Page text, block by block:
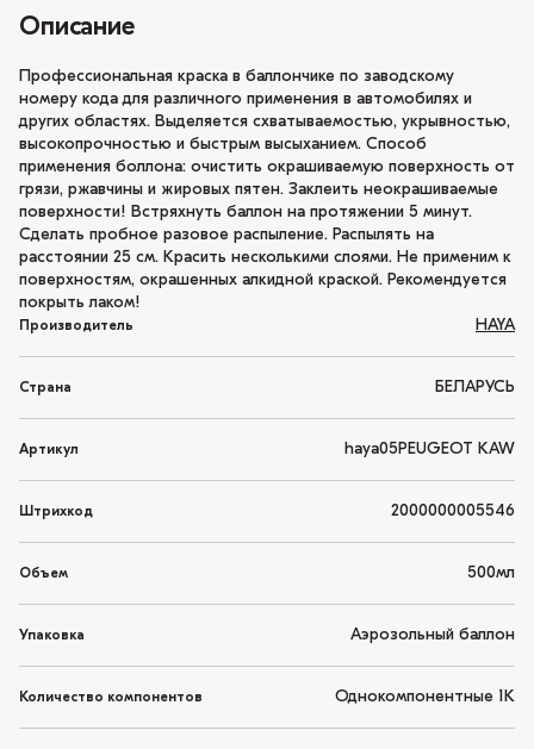
Описание
Профессиональная краска в баллончике по заводскому
номеру кода для различного применения в автомобилях и
других областях. Выделяется схватываемостью, укрывностью,
высокопрочностью и быстрым высыханием. Способ
применения боллона: очистить окрашиваемую поверхность от
грязи, ржавчины и жировых пятен. Заклеить неокрашиваемые
поверхности! Встряхнуть баллон на протяжении 5 минут.
Сделать пробное разовое распыление. Распылять на
расстоянии 25 см. Красить несколькими слоями. Не применим к
поверхностям, окрашенных алкидной краской. Рекомендуется
покрыть лаком!
Производитель HAYA
Страна БЕЛАРУСЬ
Артикул haya05PEUGEOT KAW
Штрихкод 2000000005546
Объем 500мл
Упаковка Аэрозольный баллон
Количество компонентов Однокомпонентные 1K